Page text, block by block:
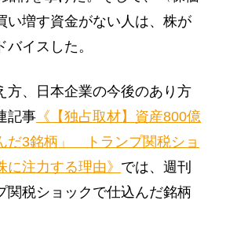
い増す資金がない人は、株が
イスした。
、日本企業の今後のあり方
記事 《【独占取材】資産800億
だ3銘柄」 トランプ関税ショ
注力する理由》 では、週刊
関税ショックで仕込んだ銘柄